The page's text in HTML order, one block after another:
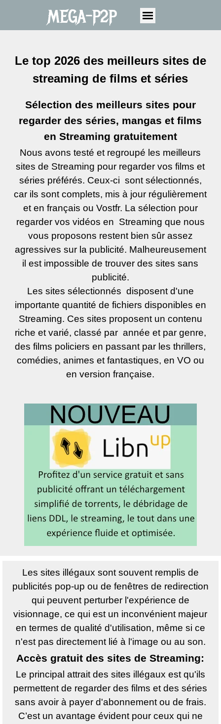
MEGA-P2P
Le top 2026 des meilleurs sites de
streaming de films et séries
Sélection des meilleurs sites pour
regarder des séries, mangas et films
en Streaming gratuitement
Nous avons testé et regroupé les meilleurs
sites de Streaming pour regarder vos films et
séries préférés. Ceux-ci sont sélectionnés,
car ils sont complets, mis à jour régulièrement
et en français ou Vostfr. La sélection pour
regarder vos vidéos en Streaming que nous
vous proposons restent bien sûr assez
agressives sur la publicité. Malheureusement
il est impossible de trouver des sites sans
publicité.
Les sites sélectionnés disposent d'une
importante quantité de fichiers disponibles en
Streaming. Ces sites proposent un contenu
riche et varié, classé par année et par genre,
des films policiers en passant par les thrillers,
comédies, animes et fantastiques, en VO ou
en version française.
Les sites illégaux sont souvent remplis de
publicités pop-up ou de fenêtres de redirection
qui peuvent perturber l'expérience de
visionnage, ce qui est un inconvénient majeur
en termes de qualité d'utilisation, même si ce
n'est pas directement lié à l'image ou au son.
Accès gratuit des sites de Streaming:
Le principal attrait des sites illégaux est qu'ils
permettent de regarder des films et des séries
sans avoir à payer d'abonnement ou de frais.
C’est un avantage évident pour ceux qui ne